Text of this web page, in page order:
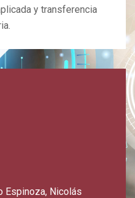
y transferencia
Espinoza, Nicolás